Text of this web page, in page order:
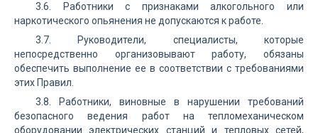
3.6. Работники с признаками алкогольного или
наркотического опьянения не допускаются к работе.
3.7. Руководители, специалисты, которые
непосредственно организовывают работу, обязаны
обеспечить выполнение ее в соответствии с требованиями
этих Правил.
3.8. Работники, виновные в нарушении требований
безопасного ведения работ на тепломеханическом
оборудовании электрических станций и тепловых сетей,